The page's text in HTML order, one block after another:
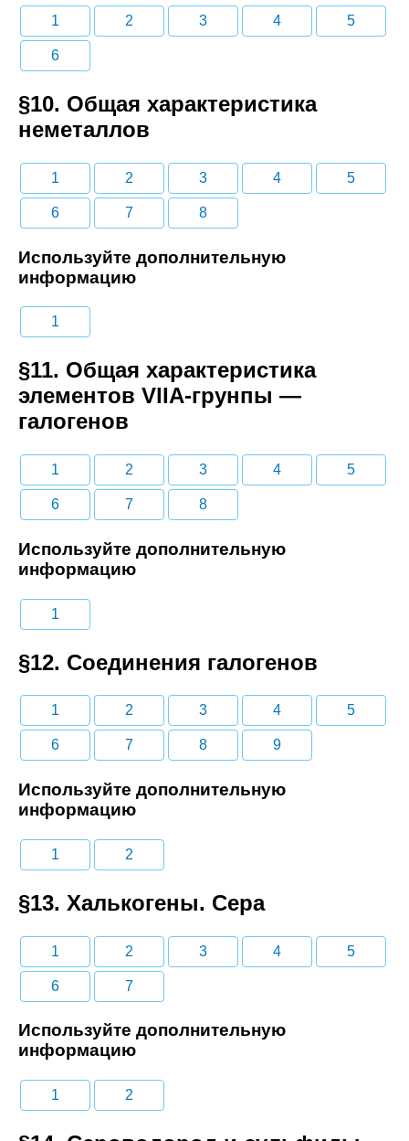
1 2 3 4 5
6
§10. Общая характеристика
неметаллов
1 2 3 4 5
6 7 8
Используйте дополнительную
информацию
1
§11. Общая характеристика
элементов VlIA-грунпы —
галогенов
1 2 3 4 5
6 7 8
Используйте дополнительную
информацию
1
§12. Соединения галогенов
1 2 3 4 5
6 7 8 9
Используйте дополнительную
информацию
1 2
§13. Халькогены. Сера
1 2 3 4 5
6 7
Используйте дополнительную
информацию
1 2